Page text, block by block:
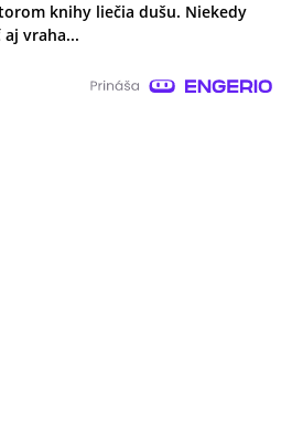
knihy liečia dušu. Niekedy
vraha...